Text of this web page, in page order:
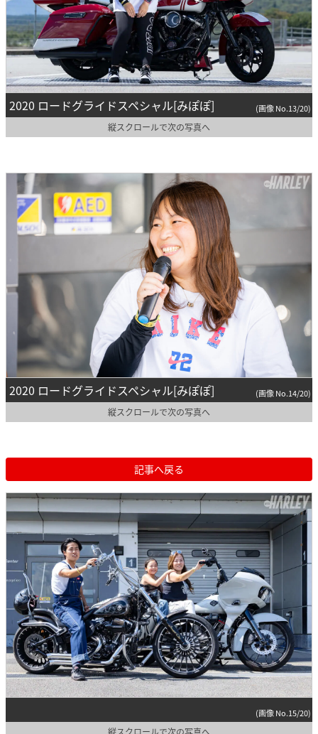
2020 ロードグライドスペシャル[みぽぽ] (画像 No.13/20)
縦スクロールで次の写真へ
2020 ロードグライドスペシャル[みぽぽ] (画像 No.14/20)
縦スクロールで次の写真へ
記事へ戻る
(画像 No.15/20)
縦スクロールで次の写真へ